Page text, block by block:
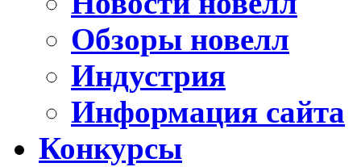
Обзоры новелл
Индустрия
Информация сайта
Конкурсы